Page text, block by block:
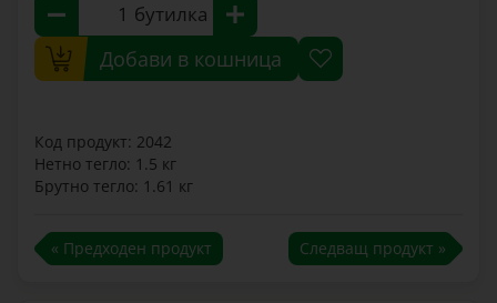
бутилка
Добави в кошница
Код продукт: 2042
Нетно тегло: 1.5 кг
Брутно тегло: 1.61 кг
« Предходен продукт Следващ продукт »